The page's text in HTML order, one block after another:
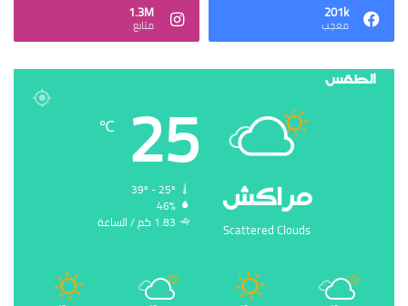
201k
‏معجب
1.3M
‏متابع
الطقس
‏مراكش
Scattered Clouds
25
℃
46%
1.83 ‏كم / الساعة